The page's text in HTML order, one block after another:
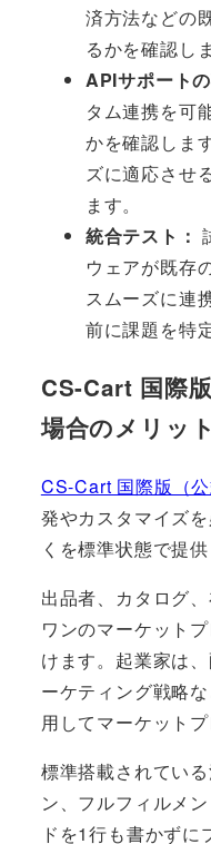
済方法などの
るかを確認し
APIサポート
タム連携を可
かを確認しま
ズに適応させ
ます。
統合テスト：
ウェアが既存
スムーズに連
前に課題を特
CS-Cart 国際
場合のメリット
CS-Cart 国際版（公
発やカスタマイズ
くを標準状態で提供
出品者、カタログ
ワンのマーケット
けます。起業家は
ーケティング戦略
用してマーケット
標準搭載されてい
ン、フルフィルメ
ドを1行も書かずに